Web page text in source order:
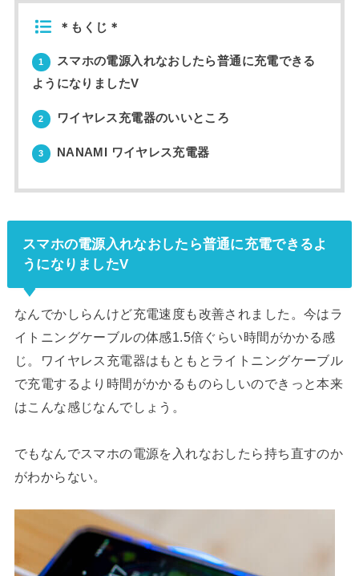
＊もくじ＊
1
スマホの電源入れなおしたら普通に充電できる
ようになりましたV
2 ワイヤレス充電器のいいところ
3 NANAMI ワイヤレス充電器
スマホの電源入れなおしたら普通に充電できるよ
うになりましたV
なんでかしらんけど充電速度も改善されました。今はラ
イトニングケーブルの体感1.5倍ぐらい時間がかかる感
じ。ワイヤレス充電器はもともとライトニングケーブル
で充電するより時間がかかるものらしいのできっと本来
はこんな感じなんでしょう。
でもなんでスマホの電源を入れなおしたら持ち直すのか
がわからない。